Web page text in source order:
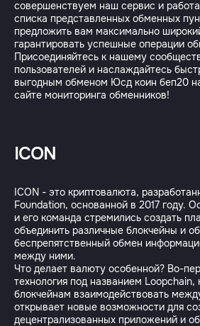
совершенствуем наш сервис и
списка представленных обменных
предложить вам максимально
гарантировать успешные операции
Присоединяйтесь к нашему
пользователей и наслаждайтесь
выгодным обменом Юсд коин беп20
ICON
ICON - это криптовалюта,
Foundation, основанной в 2017 году.
и его команда стремились создать
объединить различные блокчейны и
беспрепятственный обмен
между ними.
Что делает валюту особенной? Во-
технология под названием Loopchain,
блокчейнам взаимодействовать
открывает новые возможности для
децентрализованных приложений и